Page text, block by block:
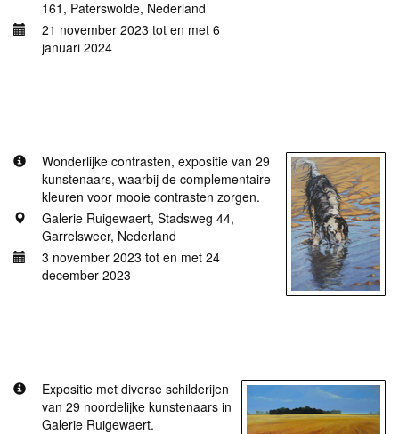
161, Paterswolde, Nederland
21 november 2023 tot en met 6
januari 2024
Wonderlijke contrasten, expositie van 29
kunstenaars, waarbij de complementaire
kleuren voor mooie contrasten zorgen.
Galerie Ruigewaert, Stadsweg 44,
Garrelsweer, Nederland
3 november 2023 tot en met 24
december 2023
Expositie met diverse schilderijen
van 29 noordelijke kunstenaars in
Galerie Ruigewaert.